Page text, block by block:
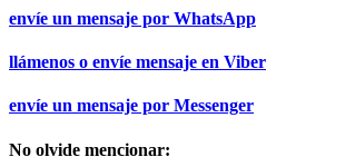
envíe un mensaje por WhatsApp
llámenos o envíe mensaje en Viber
envíe un mensaje por Messenger
No olvide mencionar: